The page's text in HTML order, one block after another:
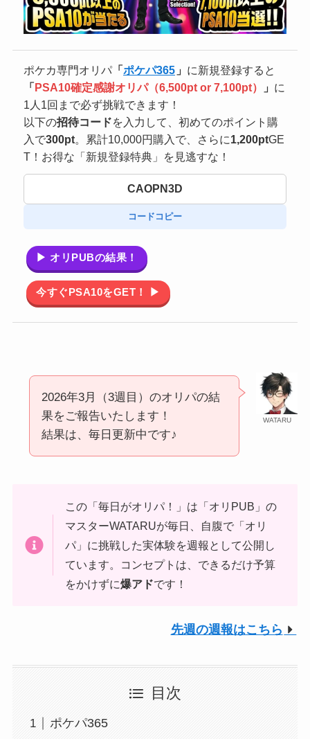
ポケカ専門オリパ 「ポケパ365 」 に新規登録すると
「PSA10確定感謝オリパ（6,500pt or 7,100pt） 」 に
1人1回まで必ず挑戦できます！
以下の招待コードを入力して、初めてのポイント購
入で300pt。累計10,000円購入で、さらに1,200ptGE
T！お得な「新規登録特典」を見逃すな！
CAOPN3D
コードコピー
▶ オリPUBの結果！
今すぐPSA10をGET！ ▶
WATARU
2026年3月（3週目）のオリパの結
果をご報告いたします！
結果は、毎日更新中です♪
この「毎日がオリパ！」は「オリPUB」の
マスターWATARUが毎日、自腹で「オリ
パ」に挑戦した実体験を週報として公開し
ています。コンセプトは、できるだけ予算
をかけずに爆アドです！
先週の週報はこちら
目次
ポケパ365